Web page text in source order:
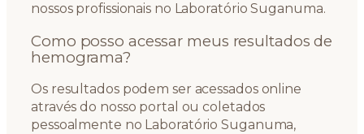
nossos profissionais no Laboratório Suganuma.
Como posso acessar meus resultados de
hemograma?
Os resultados podem ser acessados online
através do nosso portal ou coletados
pessoalmente no Laboratório Suganuma,